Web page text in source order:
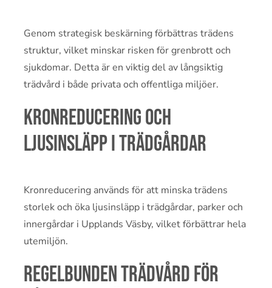
Genom strategisk beskärning förbättras trädens
struktur, vilket minskar risken för grenbrott och
sjukdomar. Detta är en viktig del av långsiktig
trädvård i både privata och offentliga miljöer.
Kronreducering och
ljusinsläpp i trädgårdar
Kronreducering används för att minska trädens
storlek och öka ljusinsläpp i trädgårdar, parker och
innergårdar i Upplands Väsby, vilket förbättrar hela
utemiljön.
Regelbunden trädvård för